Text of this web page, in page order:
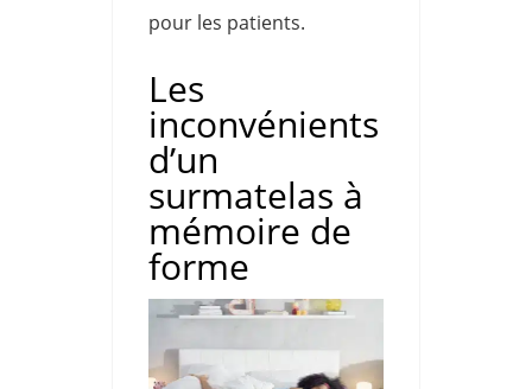
pour les patients.
Les
inconvénients
d’un
surmatelas à
mémoire de
forme